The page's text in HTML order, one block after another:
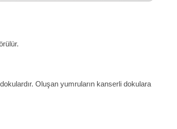
Oluşan yumruların kanserli dokulara